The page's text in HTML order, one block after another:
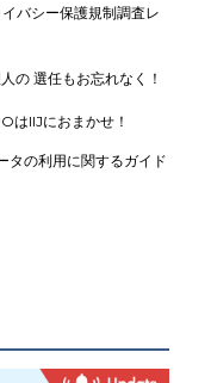
バシー保護規制調査レ
の 選任もお忘れなく！
はIIJにおまかせ！
の利用に関するガイド